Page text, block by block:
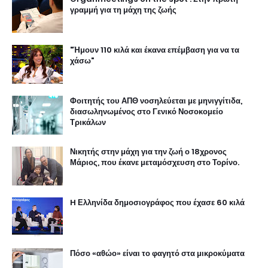
γραμμή για τη μάχη της ζωής
"Ήμουν 110 κιλά και έκανα επέμβαση για να τα
χάσω"
Φοιτητής του ΑΠΘ νοσηλεύεται με μηνιγγίτιδα,
διασωληνωμένος στο Γενικό Νοσοκομείο
Τρικάλων
Νικητής στην μάχη για την ζωή ο 18χρονος
Μάριος, που έκανε μεταμόσχευση στο Τορίνο.
H Ελληνίδα δημοσιογράφος που έχασε 60 κιλά
Πόσο «αθώο» είναι το φαγητό στα μικροκύματα